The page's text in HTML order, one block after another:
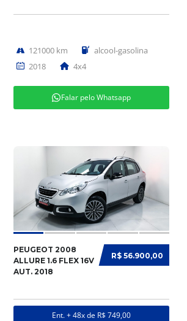
121000 km
alcool-gasolina
2018
4x4
Falar pelo Whatsapp
R$ 56.900,00
PEUGEOT 2008
ALLURE 1.6 FLEX 16V
AUT. 2018
Ent. + 48x de R$ 749,00